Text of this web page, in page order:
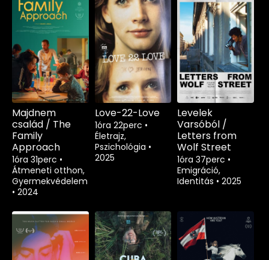
Majdnem
család / The
Family
Approach
1óra 31perc •
Átmeneti otthon,
Gyermekvédelem
• 2024
Love-22-Love
1óra 22perc •
Életrajz,
Pszichológia •
2025
Levelek
Varsóból /
Letters from
Wolf Street
1óra 37perc •
Emigráció,
Identitás • 2025